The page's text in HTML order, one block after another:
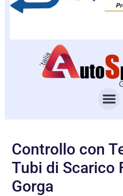
Controllo con
Tubi di Scarico
Gorga